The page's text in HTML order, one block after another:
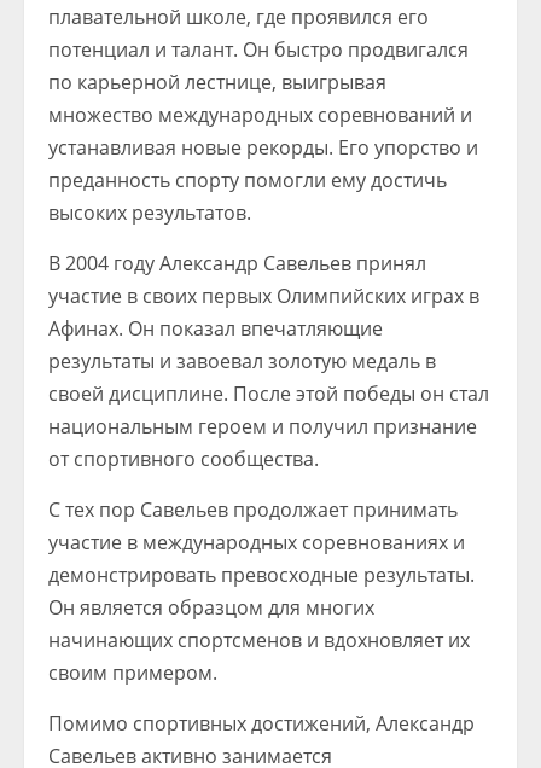
плавательной школе, где проявился его
потенциал и талант. Он быстро продвигался
по карьерной лестнице, выигрывая
множество международных соревнований и
устанавливая новые рекорды. Его упорство и
преданность спорту помогли ему достичь
высоких результатов.
В 2004 году Александр Савельев принял
участие в своих первых Олимпийских играх в
Афинах. Он показал впечатляющие
результаты и завоевал золотую медаль в
своей дисциплине. После этой победы он стал
национальным героем и получил признание
от спортивного сообщества.
С тех пор Савельев продолжает принимать
участие в международных соревнованиях и
демонстрировать превосходные результаты.
Он является образцом для многих
начинающих спортсменов и вдохновляет их
своим примером.
Помимо спортивных достижений, Александр
Савельев активно занимается